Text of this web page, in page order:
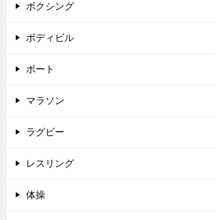
ボクシング
ボディビル
ボート
マラソン
ラグビー
レスリング
体操